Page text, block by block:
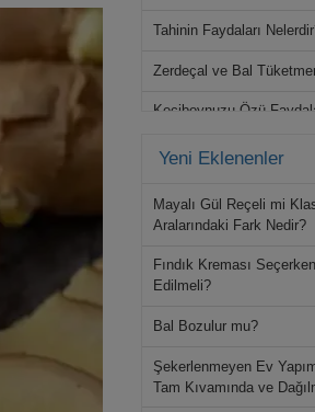
Tahinin Faydaları
Zerdeçal ve Bal
Keçiboynuzu Özü
Yeni Eklenenler
Mayalı Gül Reçeli mi
Aralarındaki Fark Nedir?
Fındık Kreması
Edilmeli?
Bal Bozulur mu?
Şekerlenmeyen Ev
Tam Kıvamında ve